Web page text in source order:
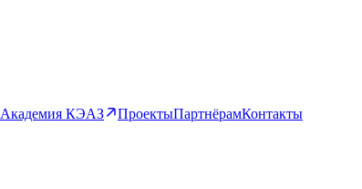
Академия КЭАЗ ПроектыПартнёрамКонтакты